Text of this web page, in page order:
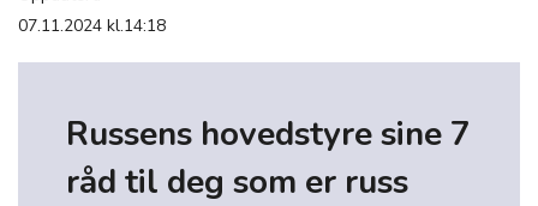
07.11.2024 kl.14:18
Russens hovedstyre sine 7
råd til deg som er russ